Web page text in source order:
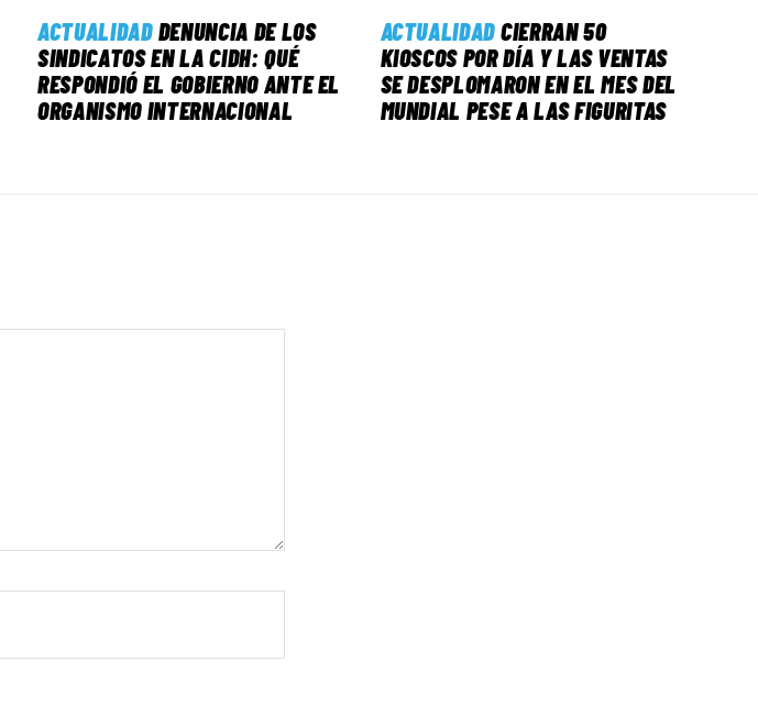
ACTUALIDAD DENUNCIA DE LOS
SINDICATOS EN LA CIDH: QUÉ
RESPONDIÓ EL GOBIERNO ANTE EL
ORGANISMO INTERNACIONAL
ACTUALIDADCIERRAN 50
KIOSCOS POR DÍA Y LAS VENTAS
SE DESPLOMARON EN EL MES DEL
MUNDIAL PESE A LAS FIGURITAS